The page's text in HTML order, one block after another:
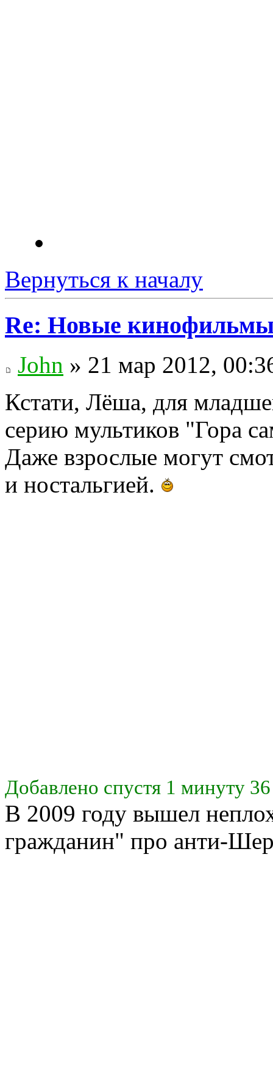
Вернуться к началу
Re: Новые
John » 21 мар 2012,
Кстати, Лёша, для
серию мультиков "Гора
Даже взрослые могут
и ностальгией.
Добавлено спустя 1 минуту
В 2009 году вышел
гражданин" про анти-